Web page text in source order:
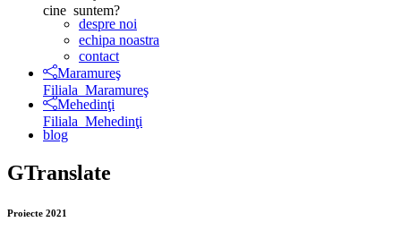
cine suntem?
despre noi
echipa noastra
contact
Maramureş
Filiala Maramureş
Mehedinţi
Filiala Mehedinţi
blog
GTranslate
Proiecte 2021